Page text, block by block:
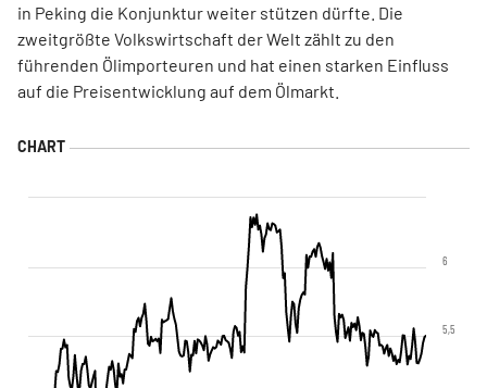
in Peking die Konjunktur weiter stützen dürfte. Die
zweitgrößte Volkswirtschaft der Welt zählt zu den
führenden Ölimporteuren und hat einen starken Einfluss
auf die Preisentwicklung auf dem Ölmarkt.
5,5
6